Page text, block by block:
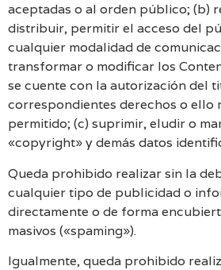
aceptadas o al orden público; (b)
distribuir, permitir el acceso del
cualquier modalidad de
transformar o modificar los
se cuente con la autorización del
correspondientes derechos o ello
permitido; (c) suprimir, eludir o
«copyright» y demás datos
Queda prohibido realizar sin la
cualquier tipo de publicidad o
directamente o de forma
masivos («spaming»).
Igualmente, queda prohibido